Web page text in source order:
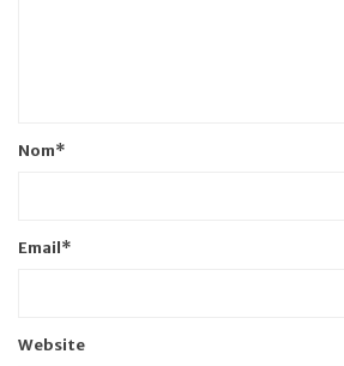
Nom*
Email*
Website